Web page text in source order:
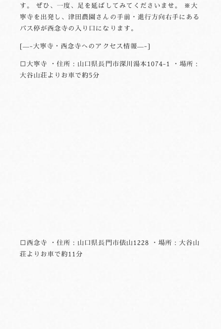
す。 ぜひ、一度、足を延ばしてみてくださいませ。 ※大
寧寺を出発し、津田農園さんの手前・進行方向右手にある
バス停が西念寺の入り口になります。
—-大寧寺・西念寺へのアクセス情報—-
□大寧寺 ・住所：山口県長門市深川湯本1074-1 ・場所：
大谷山荘よりお車で約5分
□西念寺 ・住所：山口県長門市俵山1228 ・場所：大谷山
荘よりお車で約11分